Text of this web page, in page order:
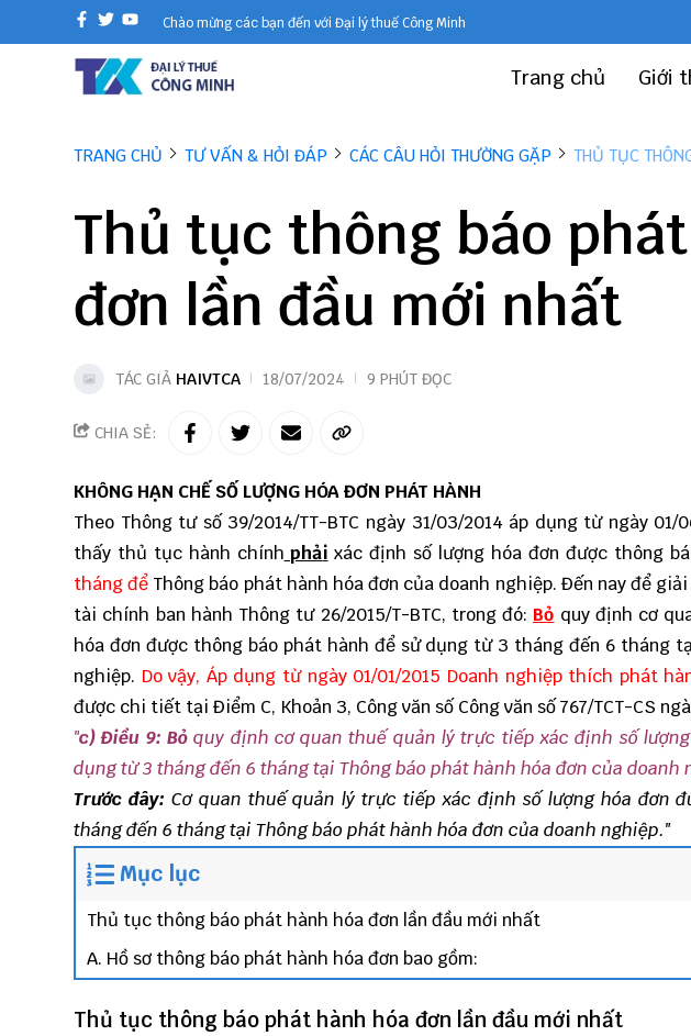
Chào mừng các bạn đến với Đại lý thuế Công Minh
Trang chủ Giới
TRANG CHỦ TƯ VẤN & HỎI ĐÁP CÁC CÂU HỎI THƯỜNG GẶP THỦ TỤC
Thủ tục thông báo
đơn lần đầu mới nhất
TÁC GIẢ HAIVTCA 18/07/2024 9 PHÚT ĐỌC
CHIA SẺ:
KHÔNG HẠN CHẾ SỐ LƯỢNG HÓA ĐƠN PHÁT HÀNH
Theo Thông tư số 39/2014/TT-BTC ngày 31/03/2014 áp dụng từ ngày
thấy thủ tục hành chính phải xác định số lượng hóa đơn được thông
tháng để Thông báo phát hành hóa đơn của doanh nghiệp. Đến nay để
tài chính ban hành Thông tư 26/2015/T-BTC, trong đó: Bỏ quy định cơ
hóa đơn được thông báo phát hành để sử dụng từ 3 tháng đến 6 tháng
nghiệp. Do vậy, Áp dụng từ ngày 01/01/2015 Doanh nghiệp thích phát
được chi tiết tại Điểm C, Khoản 3, Công văn số Công văn số 767/TCT-CS
"c) Điều 9: Bỏquy định cơ quan thuế quản lý trực tiếp xác định số
dụng từ 3 tháng đến 6 tháng tại Thông báo phát hành hóa đơn của doanh
Trước đây: Cơ quan thuế quản lý trực tiếp xác định số lượng hóa đơn
tháng đến 6 tháng tại Thông báo phát hành hóa đơn của doanh nghiệp."
Mục lục
Thủ tục thông báo phát hành hóa đơn lần đầu mới nhất
A. Hồ sơ thông báo phát hành hóa đơn bao gồm:
Thủ tục thông báo phát hành hóa đơn lần đầu mới nhất